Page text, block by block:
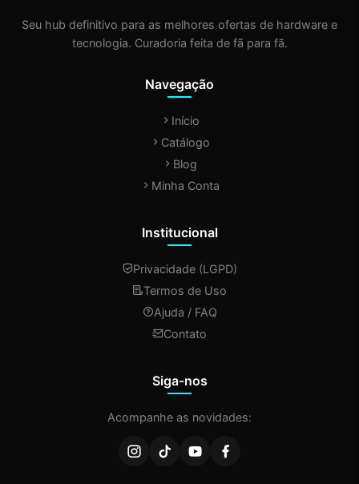
Seu hub definitivo para as melhores ofertas de hardware e
tecnologia. Curadoria feita de fã para fã.
Navegação
Início
Catálogo
Blog
Minha Conta
Institucional
Privacidade (LGPD)
Termos de Uso
Ajuda / FAQ
Contato
Siga-nos
Acompanhe as novidades: